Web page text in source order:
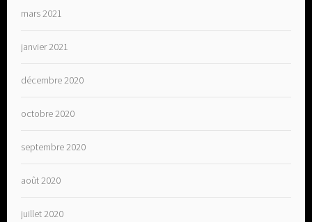
mars 2021
janvier 2021
décembre 2020
octobre 2020
septembre 2020
août 2020
juillet 2020